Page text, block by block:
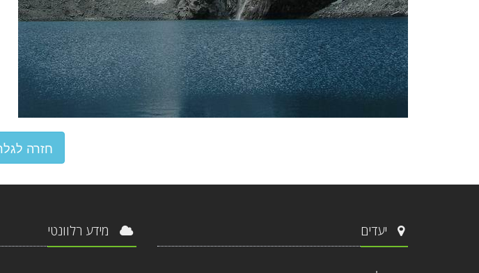
חזרה
יעדים מידע רלוונטי